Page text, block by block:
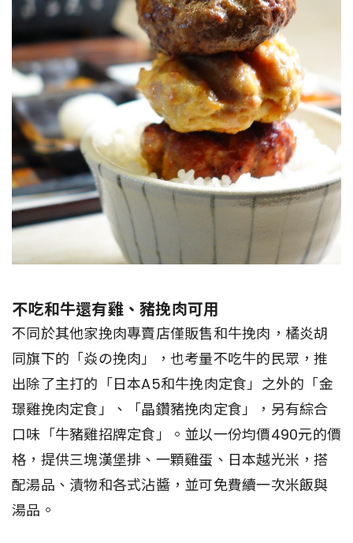
不吃和牛還有雞、豬挽肉可用
不同於其他家挽肉專賣店僅販售和牛挽肉，橘炎胡
同旗下的「焱の挽肉」，也考量不吃牛的民眾，推
出除了主打的「日本A5和牛挽肉定食」之外的「金
璟雞挽肉定食」、「晶鑽豬挽肉定食」，另有綜合
口味「牛豬雞招牌定食」。並以一份均價490元的價
格，提供三塊漢堡排、一顆雞蛋、日本越光米，搭
配湯品、漬物和各式沾醬，並可免費續一次米飯與
湯品。